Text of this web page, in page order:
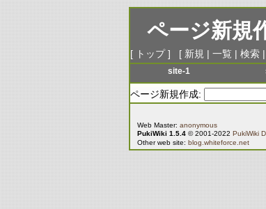
ページ新規
[ トップ] [ 新規 | 一覧 | 検索 |
site-1
menu-1
menu-2
menu-3
menu-4
menu-5
menu-6
menu-1
menu-2
menu-4
menu-5
menu-6
ページ新規作成:
Web Master: anonymous
PukiWiki 1.5.4 © 2001-2022 PukiWiki
Other web site: blog.whiteforce.net